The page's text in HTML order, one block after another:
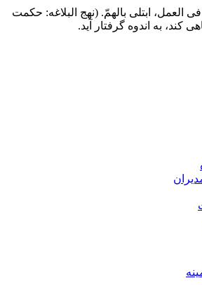
العمل، ابتلی بالهمّ. (نهج البلاغه: حکمت